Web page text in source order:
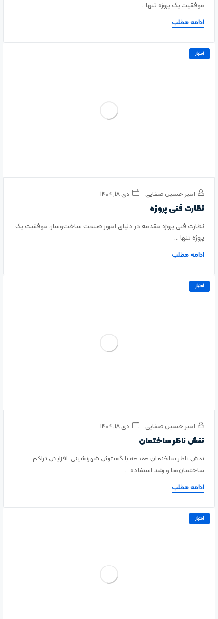
موفقیت یک پروژه تنها ...
ادامه مطلب
امتیاز
امیر حسین صفایی دی ۱۸, ۱۴۰۴
نظارت فنی پروژه
نظارت فنی پروژه مقدمه در دنیای امروز صنعت ساخت‌وساز، موفقیت یک
پروژه تنها ...
ادامه مطلب
امتیاز
امیر حسین صفایی دی ۱۸, ۱۴۰۴
نقش ناظر ساختمان
نقش ناظر ساختمان مقدمه با گسترش شهرنشینی، افزایش تراکم
ساختمان‌ها و رشد استفاده ...
ادامه مطلب
امتیاز